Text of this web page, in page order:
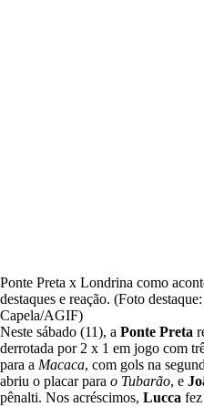
Ponte Preta x Londrina como
destaques e reação. (Foto
Capela/AGIF)
Neste sábado (11), a Ponte Preta
derrotada por 2 x 1 em jogo com
para a Macaca, com gols na
abriu o placar para o Tubarão, e
pênalti. Nos acréscimos, Lucca